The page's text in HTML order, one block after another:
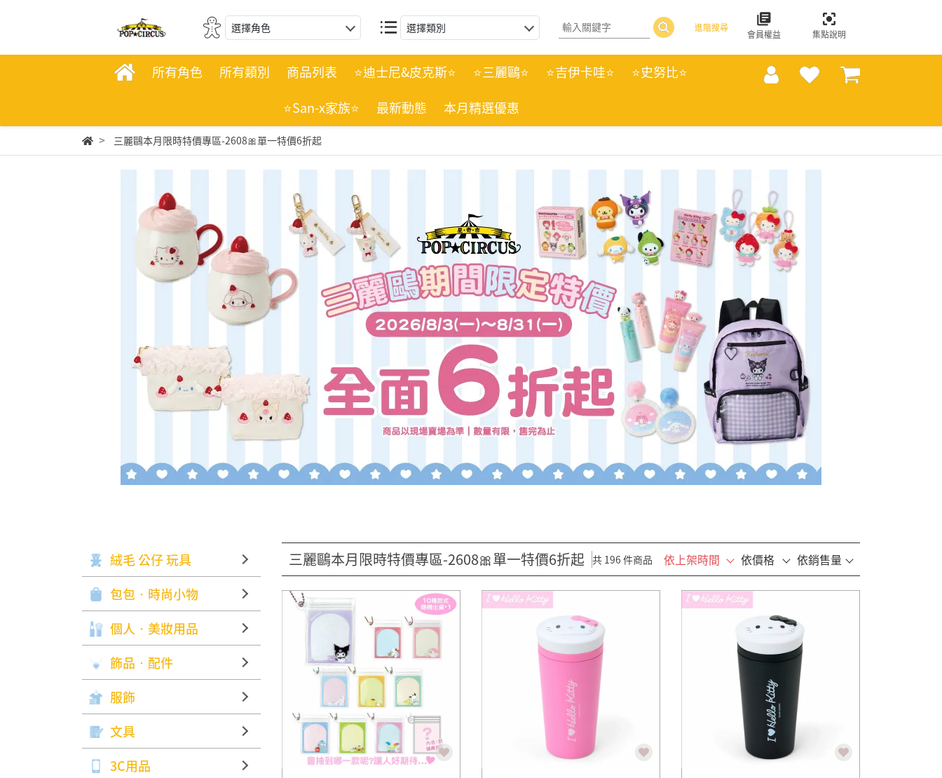
選擇角色 選擇類別 進階搜尋
會員權益 集點說明
所有角色 所有類別 商品列表 ⭐迪士尼&皮克斯⭐ ⭐三麗鷗⭐ ⭐吉伊卡哇⭐
⭐史努比⭐
⭐San-x家族⭐
最新動態 本月精選優惠
三麗鷗本月限時特價專區-2608🎀單一特價6折起
絨毛 公仔 玩具
包包‧時尚小物
個人‧美妝用品
飾品‧配件
服飾
文具
3C用品
三麗鷗本月限時特價專區-2608🎀單一特價6折起 共 196 件商品 依上架時間 依價格 依銷售量